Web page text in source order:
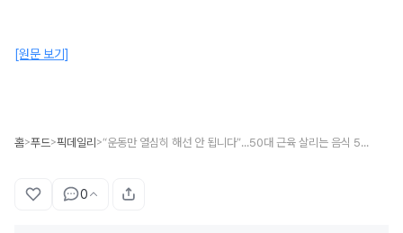
[원문 보기]
홈>푸드>픽데일리 > “운동만 열심히 해선 안 됩니다”...50대 근육 살리는 음식 5가지는?
0